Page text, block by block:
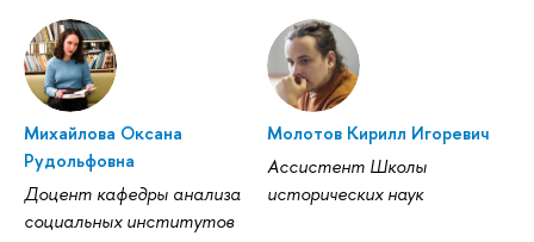
Михайлова Оксана
Рудольфовна
Доцент кафедры анализа
социальных институтов
Молотов Кирилл Игоревич
Ассистент Школы
исторических наук